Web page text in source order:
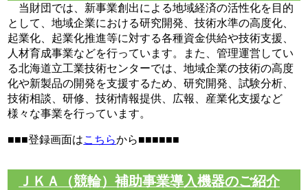
当財団では、新事業創出による地域経済の活性化を目的
として、地域企業における研究開発、技術水準の高度化、
起業化、起業化推進等に対する各種資金供給や技術支援、
人材育成事業などを行っています。また、管理運営してい
る北海道立工業技術センターでは、地域企業の技術の高度
化や新製品の開発を支援するため、研究開発、試験分析、
技術相談、研修、技術情報提供、広報、産業化支援など
様々な事業を行っています。
■■■登録画面はこちらから■■■■■■
ＪＫＡ（競輪）補助事業導入機器のご紹介